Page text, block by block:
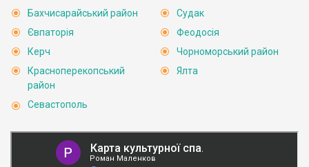
Бахчисарайський район
Євпаторія
Керч
Красноперекопський
район
Севастополь
Судак
Феодосія
Чорноморський район
Ялта